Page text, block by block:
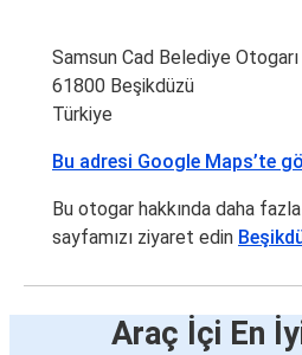
Samsun Cad Belediye Otogarı
61800 Beşikdüzü
Türkiye
Bu adresi Google Maps’te
Bu otogar hakkında daha
sayfamızı ziyaret edin
Araç İçi En